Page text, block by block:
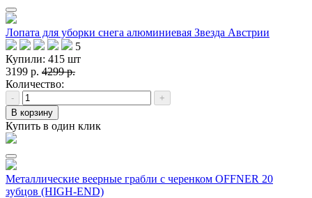
Лопата для уборки снега алюминиевая Звезда Австрии
5
Купили: 415 шт
3199 р. 4299 р.
Количество:
-
+
В корзину
Купить в один клик
Металлические веерные грабли с черенком OFFNER 20
зубцов (HIGH-END)